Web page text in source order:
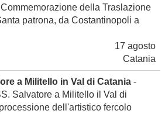
della Traslazione
patrona, da Costantinopoli a
17 agosto
Catania
a Militello in Val di Catania -
Salvatore a Militello il Val di
dell'artistico fercolo